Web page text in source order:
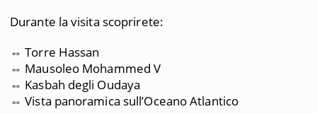
Durante la visita scoprirete:
⇔ Torre Hassan
⇔ Mausoleo Mohammed V
⇔ Kasbah degli Oudaya
⇔ Vista panoramica sull’Oceano Atlantico